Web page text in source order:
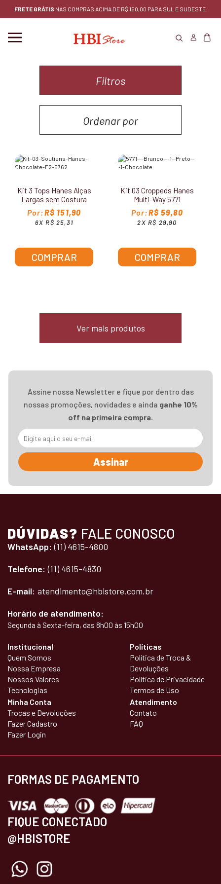
FRETE GRÁTIS NAS COMPRAS ACIMA DE R$ 150,00 PARA SUL E SUDESTE.
Filtros
Ordenar por
MAIOR PREÇO
LANÇAMENTOS
Kit 3 Tops Hanes Alças
Largas sem Costura
5762
R$ 151,90
6X R$ 25,31
COMPRAR
Kit 03 Croppeds Hanes
Multi-Way 5771
R$ 59,80
2X R$ 29,90
COMPRAR
Ver mais produtos
Assine nossa Newsletter e fique por dentro das
nossas promoções, novidades e ainda ganhe 10%
off na primeira compra.
Assinar
DÚVIDAS? FALE CONOSCO
WhatsApp: (11) 4615-4800
Telefone: (11) 4615-4830
E-mail: atendimento@hbistore.com.br
Horário de atendimento:
Segunda à Sexta-feira, das 8h00 às 15h00
Institucional
Quem Somos
Nossa Empresa
Nossos Valores
Tecnologias
Políticas
Política de Troca &
Devoluções
Política de Privacidade
Termos de Uso
Minha Conta
Trocas e Devoluções
Fazer Cadastro
Fazer Login
Atendimento
Contato
FAQ
FORMAS DE PAGAMENTO
FIQUE CONECTADO
@HBISTORE